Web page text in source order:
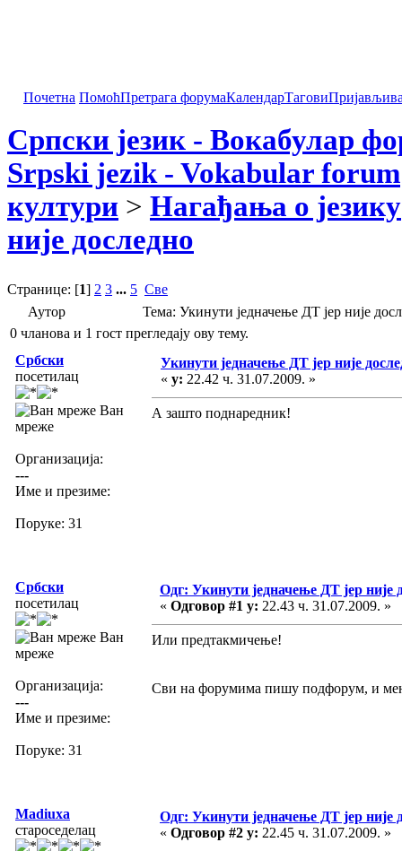
Почетна ПомоћПретрага форумаКалендарТагови
Српски језик - Вокабулар
Srpski jezik - Vokabular forum
култури > Нагађања о језику
није доследно
Странице: [1] 2 3 ... 5 Све
Аутор
Тема: Укинути једначење ДТ јер није
0 чланова и 1 гост прегледају ову тему.
Србски
посетилац
Ван
мреже
Организација:
---
Име и презиме:
Поруке: 31
Укинути једначење ДТ јер није
« у: 22.42 ч. 31.07.2009. »
А зашто поднаредник!
Србски
посетилац
Ван
мреже
Организација:
---
Име и презиме:
Поруке: 31
Одг: Укинути једначење ДТ јер није
« Одговор #1 у: 22.43 ч. 31.07.2009. »
Или предтакмичење!
Сви на форумима пишу подфорум, и
Madiuxa
староседелац
Одг: Укинути једначење ДТ јер није
« Одговор #2 у: 22.45 ч. 31.07.2009. »